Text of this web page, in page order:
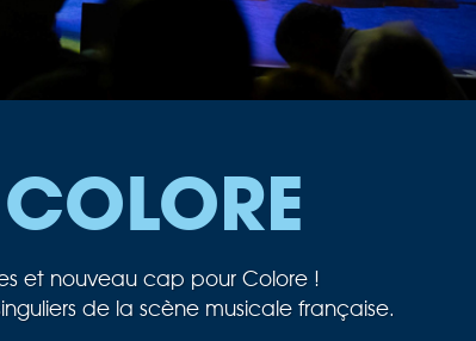
et nouveau cap pour Colore !
de la scène musicale française.